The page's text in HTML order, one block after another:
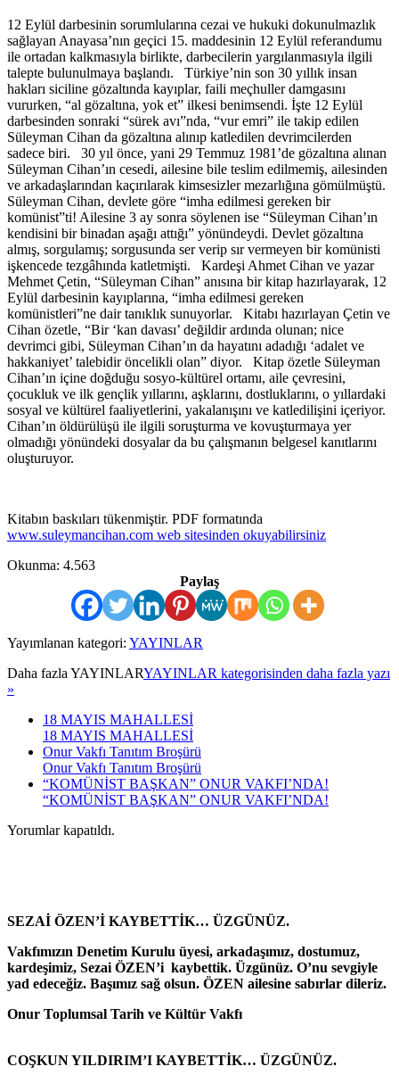
12 Eylül darbesinin sorumlularına cezai ve hukuki dokunulmazlık
sağlayan Anayasa’nın geçici 15. maddesinin 12 Eylül referandumu
ile ortadan kalkmasıyla birlikte, darbecilerin yargılanmasıyla ilgili
talepte bulunulmaya başlandı. Türkiye’nin son 30 yıllık insan
hakları siciline gözaltında kayıplar, faili meçhuller damgasını
vururken, “al gözaltına, yok et” ilkesi benimsendi. İşte 12 Eylül
darbesinden sonraki “sürek avı”nda, “vur emri” ile takip edilen
Süleyman Cihan da gözaltına alınıp katledilen devrimcilerden
sadece biri. 30 yıl önce, yani 29 Temmuz 1981’de gözaltına alınan
Süleyman Cihan’ın cesedi, ailesine bile teslim edilmemiş, ailesinden
ve arkadaşlarından kaçırılarak kimsesizler mezarlığına gömülmüştü.
Süleyman Cihan, devlete göre “imha edilmesi gereken bir
komünist”ti! Ailesine 3 ay sonra söylenen ise “Süleyman Cihan’ın
kendisini bir binadan aşağı attığı” yönündeydi. Devlet gözaltına
almış, sorgulamış; sorgusunda ser verip sır vermeyen bir komünisti
işkencede tezgâhında katletmişti. Kardeşi Ahmet Cihan ve yazar
Mehmet Çetin, “Süleyman Cihan” anısına bir kitap hazırlayarak, 12
Eylül darbesinin kayıplarına, “imha edilmesi gereken
komünistleri”ne dair tanıklık sunuyorlar. Kitabı hazırlayan Çetin ve
Cihan özetle, “Bir ‘kan davası’ değildir ardında olunan; nice
devrimci gibi, Süleyman Cihan’ın da hayatını adadığı ‘adalet ve
hakkaniyet’ talebidir öncelikli olan” diyor. Kitap özetle Süleyman
Cihan’ın içine doğduğu sosyo-kültürel ortamı, aile çevresini,
çocukluk ve ilk gençlik yıllarını, aşklarını, dostluklarını, o yıllardaki
sosyal ve kültürel faaliyetlerini, yakalanışını ve katledilişini içeriyor.
Cihan’ın öldürülüşü ile ilgili soruşturma ve kovuşturmaya yer
olmadığı yönündeki dosyalar da bu çalışmanın belgesel kanıtlarını
oluşturuyor.
Kitabın baskıları tükenmiştir. PDF formatında
www.suleymancihan.com web sitesinden okuyabilirsiniz
Okunma: 4.563
Paylaş
Yayımlanan kategori: YAYINLAR
Daha fazla YAYINLARYAYINLAR kategorisinden daha fazla yazı
»
18 MAYIS MAHALLESİ
18 MAYIS MAHALLESİ
Onur Vakfı Tanıtım Broşürü
Onur Vakfı Tanıtım Broşürü
“KOMÜNİST BAŞKAN” ONUR VAKFI’NDA!
“KOMÜNİST BAŞKAN” ONUR VAKFI’NDA!
Yorumlar kapatıldı.
SEZAİ ÖZEN’İ KAYBETTİK… ÜZGÜNÜZ.
Vakfımızın Denetim Kurulu üyesi, arkadaşımız, dostumuz,
kardeşimiz, Sezai ÖZEN’i kaybettik. Üzgünüz. O’nu sevgiyle
yad edeceğiz. Başımız sağ olsun. ÖZEN ailesine sabırlar dileriz.
Onur Toplumsal Tarih ve Kültür Vakfı
COŞKUN YILDIRIM’I KAYBETTİK… ÜZGÜNÜZ.